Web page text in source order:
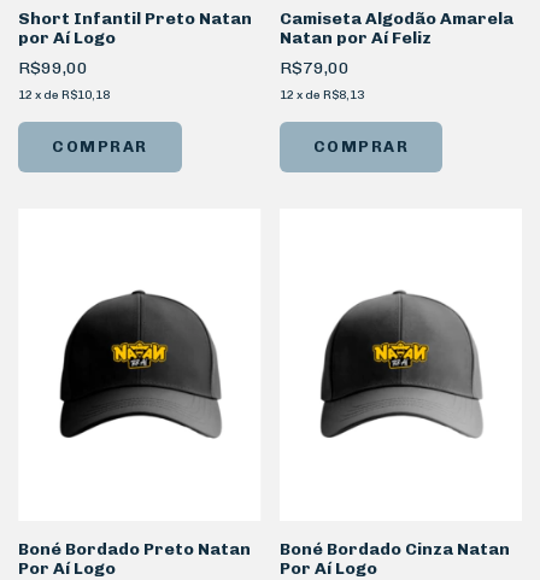
Short Infantil Preto Natan
por Aí Logo
R$99,00
12 x de R$10,18
COMPRAR
Camiseta Algodão Amarela
Natan por Aí Feliz
R$79,00
12 x de R$8,13
COMPRAR
Boné Bordado Preto Natan
Por Aí Logo
Boné Bordado Cinza Natan
Por Aí Logo